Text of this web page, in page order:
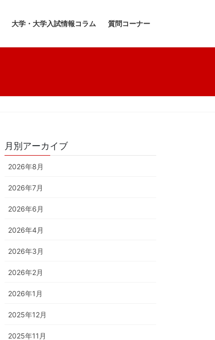
大学・大学入試情報コラム 質問コーナー
月別アーカイブ
2026年8月
2026年7月
2026年6月
2026年4月
2026年3月
2026年2月
2026年1月
2025年12月
2025年11月